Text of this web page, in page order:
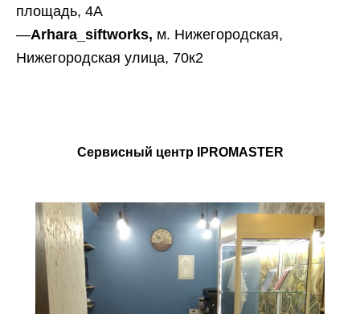
площадь, 4А
—Arhara_siftworks, м. Нижегородская,
Нижегородская улица, 70к2
Сервисный центр IPROMASTER